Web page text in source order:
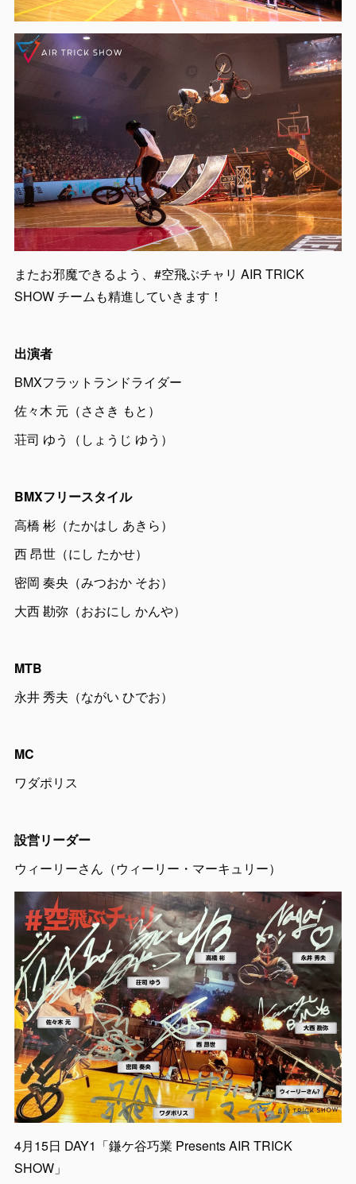
またお邪魔できるよう、#空飛ぶチャリ AIR TRICK
SHOW チームも精進していきます！
出演者
BMXフラットランドライダー
佐々木 元（ささき もと）
荘司 ゆう（しょうじ ゆう）
BMXフリースタイル
高橋 彬（たかはし あきら）
西 昂世（にし たかせ）
密岡 奏央（みつおか そお）
大西 勘弥（おおにし かんや）
MTB
永井 秀夫（ながい ひでお）
MC
ワダポリス
設営リーダー
ウィーリーさん（ウィーリー・マーキュリー）
4月15日 DAY1「鎌ケ谷巧業 Presents AIR TRICK
SHOW」